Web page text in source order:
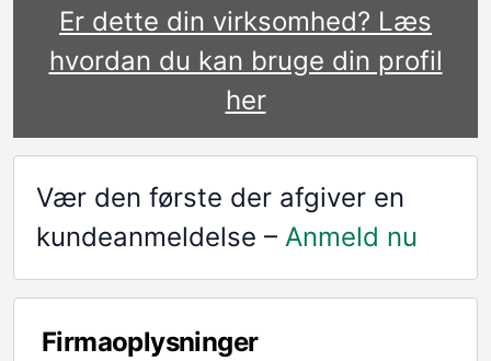
Er dette din virksomhed? Læs
hvordan du kan bruge din profil
her
Vær den første der afgiver en
kundeanmeldelse – Anmeld nu
Firmaoplysninger